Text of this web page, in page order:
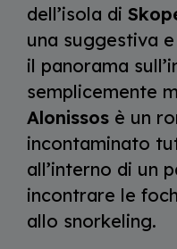
dell’isola di
una suggestiva
il panorama
semplicemente
Alonissosè un
incontaminato
all’interno di un
incontrare le
allo snorkeling.